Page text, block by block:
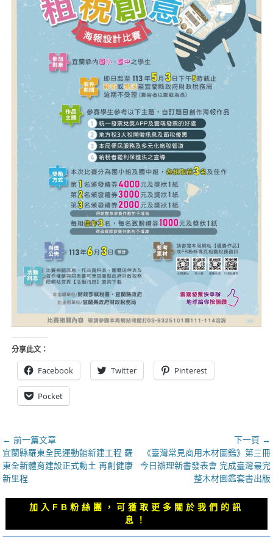
分享此文：
Facebook Twitter Pinterest
Pocket
文
章
導
覽
← 前一篇文章
上
一
篇
宜蘭縣羅東全民運動館新建工程 羅
東全新體育建設正式動土 再創健康
新里程
下一頁 →
一
章：
《臺灣常見商用木材圖鑑》第三冊
今日辦理新書發表會 完成臺灣最完
整木材圖鑑套書出版
加入FB粉絲團，可獲取更多關於我們的訊
息！